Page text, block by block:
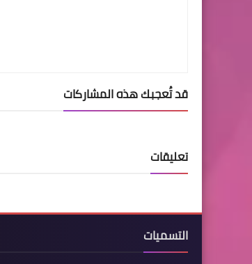
قد تُعجبك هذه المشاركات
تعليقات
التسميات